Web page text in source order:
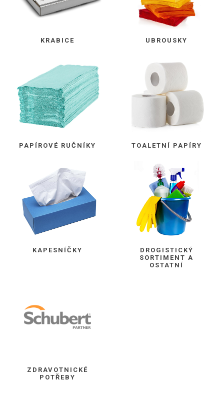
KRABICE UBROUSKY
PAPÍROVÉ RUČNÍKY TOALETNÍ PAPÍRY
KAPESNÍČKY
DROGISTICKÝ
SORTIMENT A
OSTATNÍ
ZDRAVOTNICKÉ
POTŘEBY